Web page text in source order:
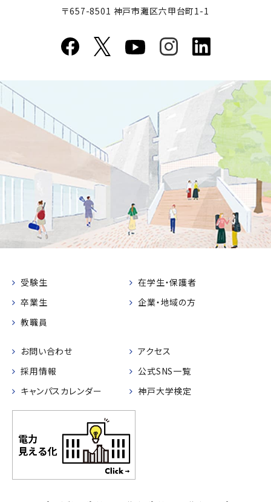
〒657-8501 神戸市灘区六甲台町1-1
受験生
在学生・保護者
卒業生
企業・地域の方
教職員
お問い合わせ
アクセス
採用情報
公式SNS一覧
キャンパスカレンダー
神戸大学検定